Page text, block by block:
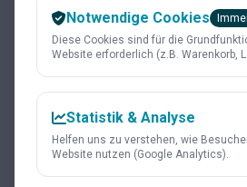
Notwendige Cookies
Diese Cookies sind für die
Website erforderlich (z.B. Warenkorb,
Statistik & Analyse
Helfen uns zu verstehen, wie
Website nutzen (Google Analytics).
Auswählen